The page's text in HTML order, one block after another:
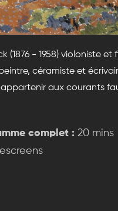
(1876 - 1958) violoniste et
céramiste et
appartenir aux courants
complet : 20 mins